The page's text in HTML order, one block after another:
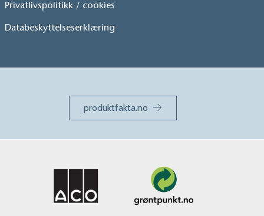
Privatlivspolitikk / cookies
Databeskyttelseserklæring
produktfakta.no